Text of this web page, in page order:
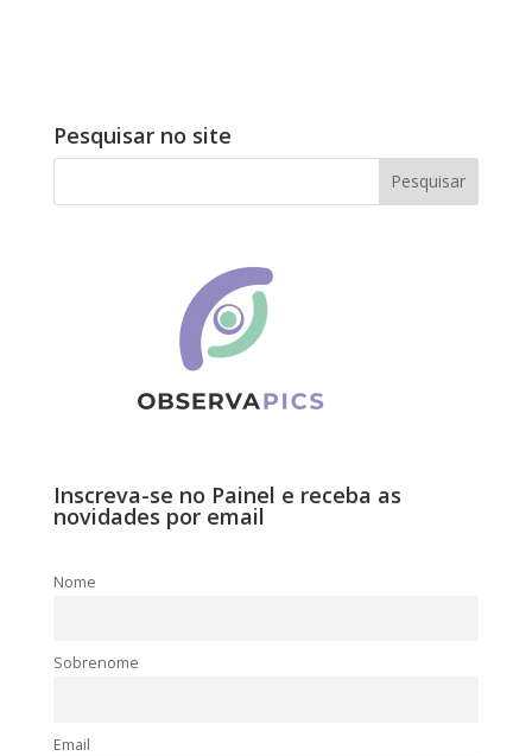
Pesquisar no site
Inscreva-se no Painel e receba as
novidades por email
Nome
Sobrenome
Email